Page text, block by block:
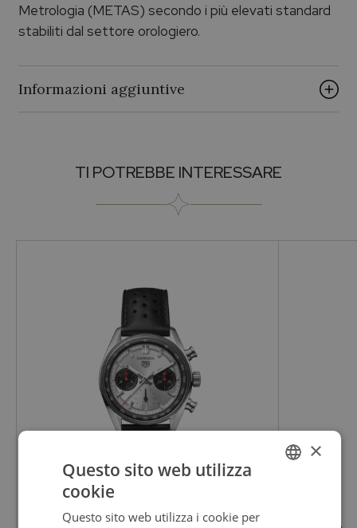
Metrologia (METAS) secondo i più elevati standard
stabiliti dal settore orologiero.
Informazioni aggiuntive
OMEGA
SEAMASTER
Compleanno
TI POTREBBE INTERESSARE
×
Questo sito web utilizza
cookie
Questo sito web utilizza i cookie per